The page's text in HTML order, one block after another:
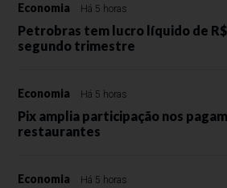
Economia Há 5 horas
Petrobras tem lucro líquido de R$
segundo trimestre
Economia Há 5 horas
Pix amplia participação nos
restaurantes
Economia Há 5 horas